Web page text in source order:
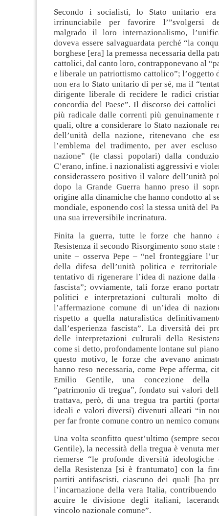
Secondo i socialisti, lo Stato unitario era
irrinunciabile per favorire l’”svolgersi
malgrado il loro internazionalismo,
doveva essere salvaguardata perché “la
borghese [era] la premessa necessaria della
cattolici, dal canto loro, contrapponevano al
e liberale un patriottismo cattolico”; l’oggetto
non era lo Stato unitario di per sé, ma il
dirigente liberale di recidere le radici
concordia del Paese”. Il discorso dei cattolici
più radicale dalle correnti più genuinamente
quali, oltre a considerare lo Stato nazionale
dell’unità della nazione, ritenevano che
l’emblema del tradimento, per aver
nazione” (le classi popolari) dalla
C’erano, infine. i nazionalisti aggressivi e
considerassero positivo il valore dell’unità
dopo la Grande Guerra hanno preso il
origine alla dinamiche che hanno condotto al
mondiale, esponendo così la stessa unità del
una sua irreversibile incrinatura.
Finita la guerra, tutte le forze che hanno
Resistenza il secondo Risorgimento sono state
unite – osserva Pepe – “nel fronteggiare
della difesa dell’unità politica e
tentativo di rigenerare l’idea di nazione dalla
fascista”; ovviamente, tali forze erano
politici e interpretazioni culturali molto
l’affermazione comune di un’idea di
rispetto a quella naturalistica
dall’esperienza fascista”. La diversità dei
delle interpretazioni culturali della
come si detto, profondamente lontane sul
questo motivo, le forze che avevano
hanno reso necessaria, come Pepe afferma,
Emilio Gentile, una concezione della
“patrimonio di tregua”, fondato sui valori
trattava, però, di una tregua tra partiti
ideali e valori diversi) divenuti alleati “in
per far fronte comune contro un nemico
Una volta sconfitto quest’ultimo (sempre
Gentile), la necessità della tregua è venuta
riemerse “le profonde diversità
della Resistenza [si è frantumato] con la
partiti antifascisti, ciascuno dei quali [ha
l’incarnazione della vera Italia,
acuire le divisione degli italiani,
vincolo nazionale comune”.